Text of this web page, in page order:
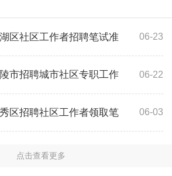
区社区工作者招聘笔试准 06-23
市招聘城市社区专职工作 06-22
区招聘社区工作者领取笔 06-03
点击查看更多